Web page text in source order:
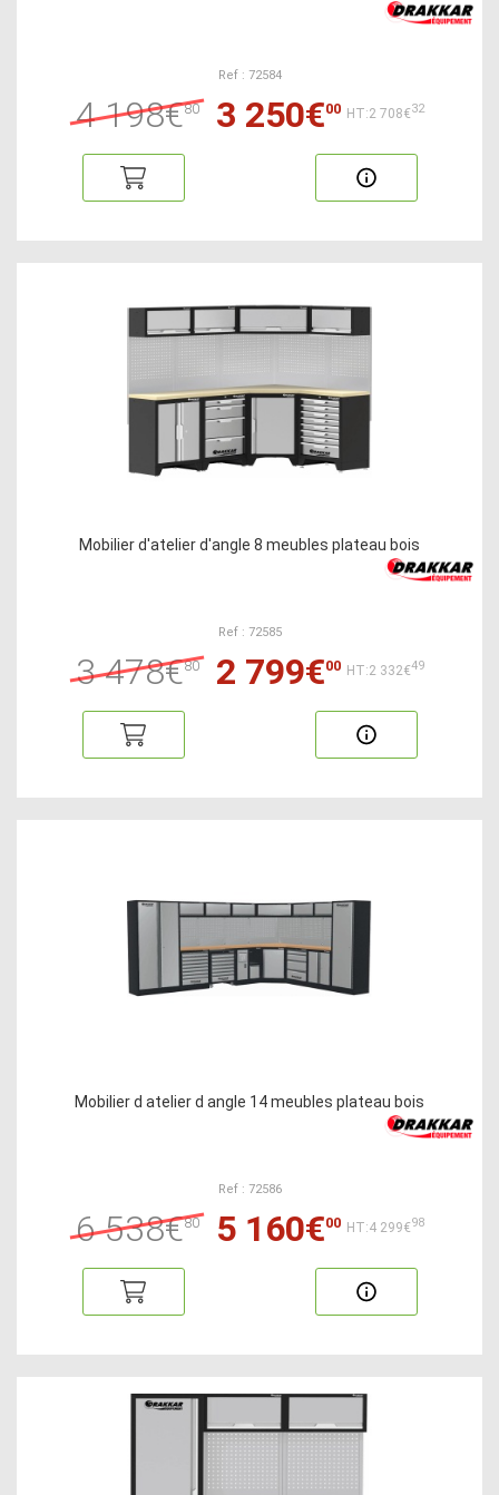
Ref : 72584
4 198€80 3 250€00 HT:2 708€32
Mobilier d'atelier d'angle 8 meubles plateau bois
Ref : 72585
3 478€80 2 799€00 HT:2 332€49
Mobilier d atelier d angle 14 meubles plateau bois
Ref : 72586
6 538€80 5 160€00 HT:4 299€98